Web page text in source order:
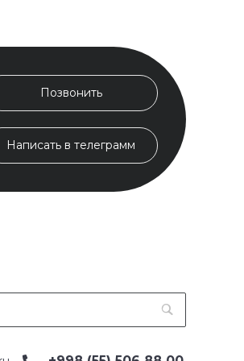
Позвонить
Написать в телеграмм